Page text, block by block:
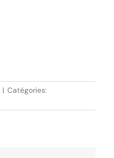
| Catégories: